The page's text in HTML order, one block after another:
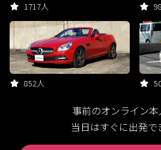
1717人
852人
事前のオンライン
当日はすぐに出発